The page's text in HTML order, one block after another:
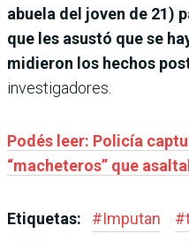
abuela del joven de 21)
que les asustó que se
midieron los hechos
investigadores.
Podés leer: Policía
“macheteros” que
Etiquetas: #Imputan #